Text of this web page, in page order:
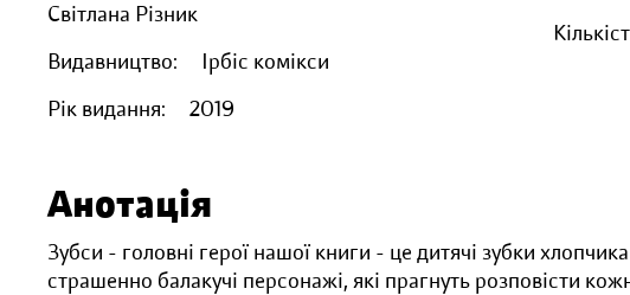
Світлана Різник
Видавництво:
Ірбіс комікси
Рік видання:
2019
Анотація
Зубси - головні герої нашої книги - це дитячі зубки
страшенно балакучі персонажі, які прагнуть розповісти